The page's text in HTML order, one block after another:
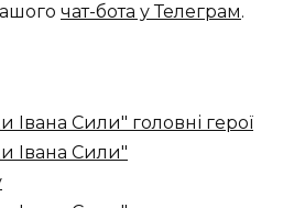
чат-бота у Телеграм.
Івана Сили" головні герої
Івана Сили"